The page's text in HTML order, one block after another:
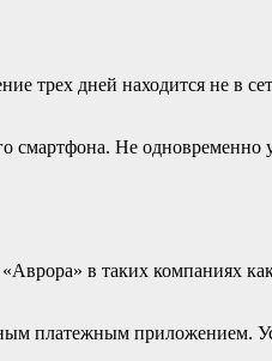
дней находится не в
Не одновременно
в таких компаниях
платежным приложением.